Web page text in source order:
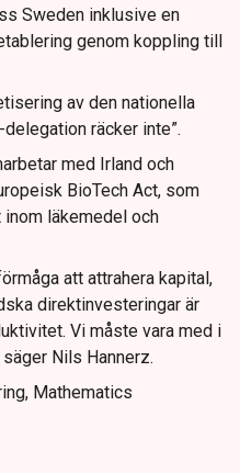
Sweden inklusive en
genom koppling till
av den nationella
delegation räcker inte”.
med Irland och
BioTech Act, som
inom läkemedel och
att attrahera kapital,
direktinvesteringar är
Vi måste vara med i
Nils Hannerz.
Mathematics